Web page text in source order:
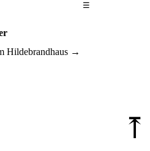
Das
☰
Hildebrandhaus
⤒